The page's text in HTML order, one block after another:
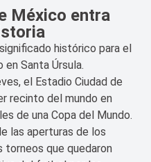
México entra
histórico para el
Santa Úrsula.
el Estadio Ciudad de
recinto del mundo en
de una Copa del Mundo.
las aperturas de los
torneos que quedaron